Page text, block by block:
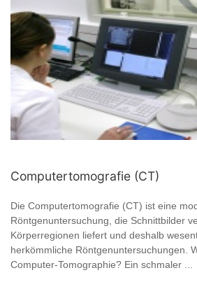
Computertomografie (CT)
Die Computertomografie (CT) ist eine
Röntgenuntersuchung, die Schnittbilder
Körperregionen liefert und deshalb
herkömmliche Röntgenuntersuchungen.
Computer-Tomographie? Ein schmaler ...